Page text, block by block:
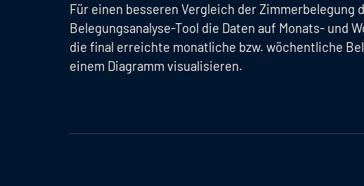
Für einen besseren Vergleich der
Belegungsanalyse-Tool die Daten auf Monats- und
die final erreichte monatliche bzw. wöchentliche
einem Diagramm visualisieren.